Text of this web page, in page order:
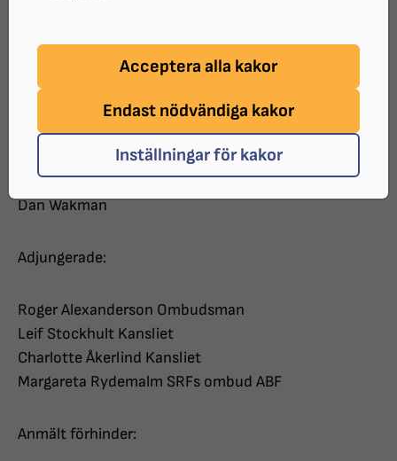
Acceptera alla kakor
Endast nödvändiga kakor
Inställningar för kakor
Ove Nilsson Ordförande
Mikael Carlsson
Anders Eng
Sandra Johansson
Chivan Omar
Dan Wakman
Adjungerade:
Roger Alexanderson Ombudsman
Leif Stockhult Kansliet
Charlotte Åkerlind Kansliet
Margareta Rydemalm SRFs ombud ABF
Anmält förhinder: